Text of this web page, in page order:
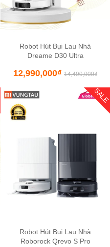
Robot Hút Bụi Lau Nhà
Dreame D30 Ultra
12,990,000₫ 14,490,000₫
SALE
Robot Hút Bụi Lau Nhà
Roborock Qrevo S Pro